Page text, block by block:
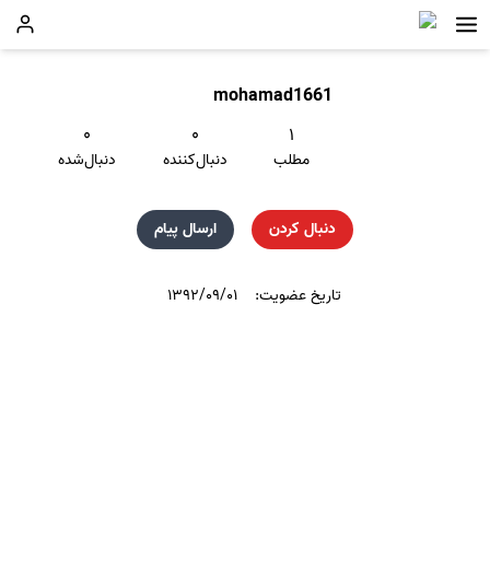
mohamad1661
۱
مطلب
۰
دنبال‌کننده
۰
دنبال‌شده
دنبال کردن ارسال پیام
تاریخ عضویت: ۱۳۹۲/۰۹/۰۱